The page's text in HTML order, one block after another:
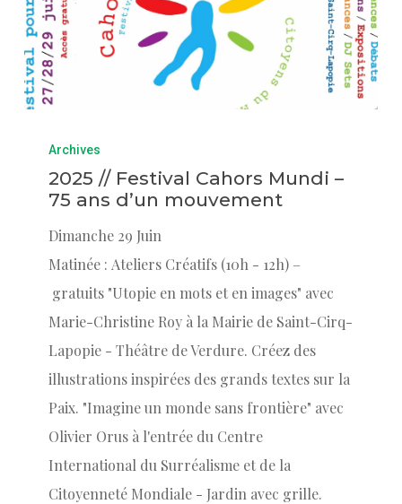
Archives
2025 // Festival Cahors Mundi –
75 ans d’un mouvement
Dimanche 29 Juin
Matinée : Ateliers Créatifs (10h - 12h) –
gratuits "Utopie en mots et en images" avec
Marie-Christine Roy à la Mairie de Saint-Cirq-
Lapopie - Théâtre de Verdure. Créez des
illustrations inspirées des grands textes sur la
Paix. "Imagine un monde sans frontière" avec
Olivier Orus à l'entrée du Centre
International du Surréalisme et de la
Citoyenneté Mondiale - Jardin avec grille.